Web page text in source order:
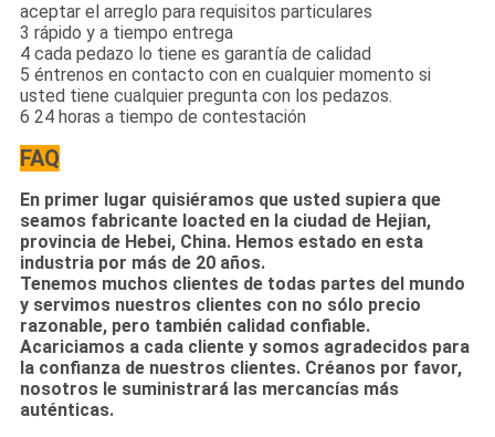
aceptar el arreglo para requisitos particulares
3 rápido y a tiempo entrega
4 cada pedazo lo tiene es garantía de calidad
5 éntrenos en contacto con en cualquier momento si
usted tiene cualquier pregunta con los pedazos.
6 24 horas a tiempo de contestación
FAQ
En primer lugar quisiéramos que usted supiera que
seamos fabricante loacted en la ciudad de Hejian,
provincia de Hebei, China. Hemos estado en esta
industria por más de 20 años.
Tenemos muchos clientes de todas partes del mundo
y servimos nuestros clientes con no sólo precio
razonable, pero también calidad confiable.
Acariciamos a cada cliente y somos agradecidos para
la confianza de nuestros clientes. Créanos por favor,
nosotros le suministrará las mercancías más
auténticas.